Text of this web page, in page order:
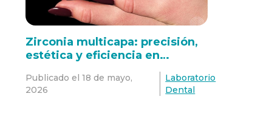
Zirconia multicapa: precisión,
estética y eficiencia en
restauraciones CAD/CAM
Publicado el 18 de mayo,
2026
Laboratorio
Dental